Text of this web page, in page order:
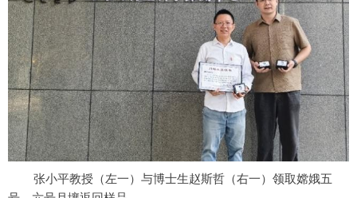
张小平教授（左一）与博士生赵斯哲（右一）领取嫦娥五